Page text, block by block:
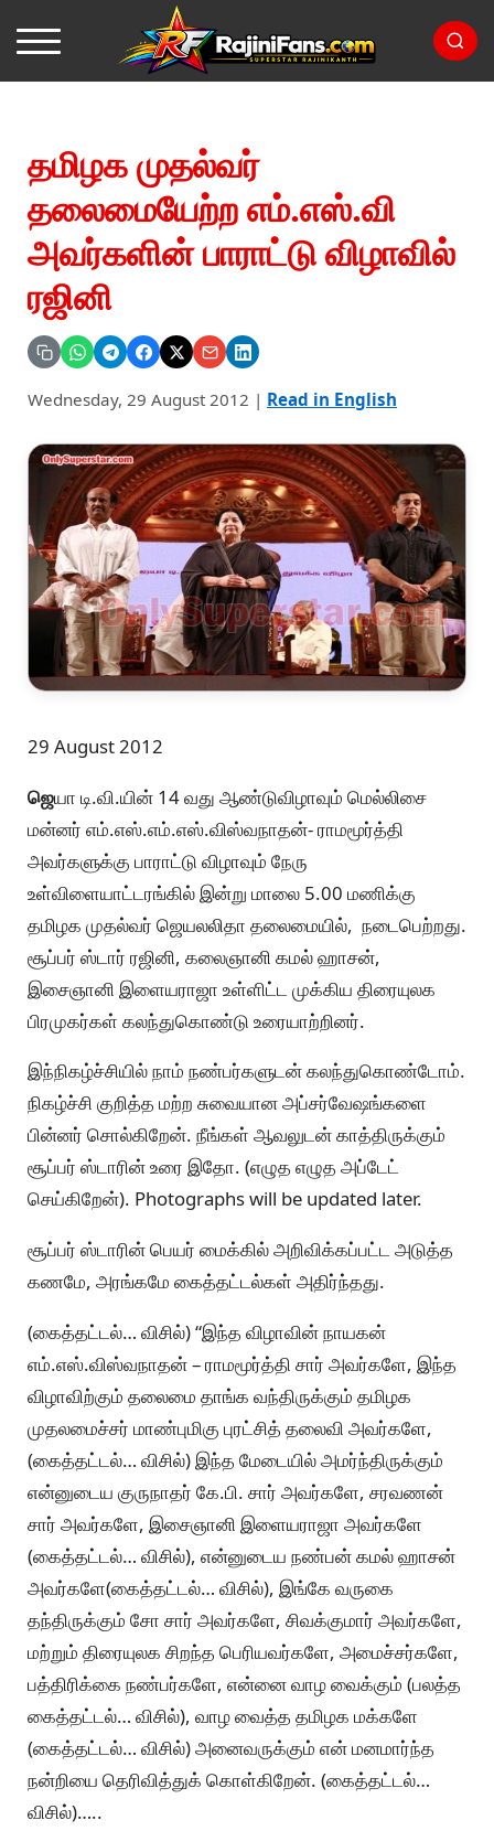
தமிழக முதல்வர்
தலைமையேற்ற எம்.எஸ்.வி
அவர்களின் பாராட்டு விழாவில்
ரஜினி
Wednesday, 29 August 2012 | Read in English
29 August 2012
ஜெயா டி.வி.யின் 14 வது ஆண்டுவிழாவும் மெல்லிசை
மன்னர் எம்.எஸ்.எம்.எஸ்.விஸ்வநாதன்- ராமமூர்த்தி
அவர்களுக்கு பாராட்டு விழாவும் நேரு
உள்விளையாட்டரங்கில் இன்று மாலை 5.00 மணிக்கு
தமிழக முதல்வர் ஜெயலலிதா தலைமையில், நடைபெற்றது.
சூப்பர் ஸ்டார் ரஜினி, கலைஞானி கமல் ஹாசன்,
இசைஞானி இளையராஜா உள்ளிட்ட முக்கிய திரையுலக
பிரமுகர்கள் கலந்துகொண்டு உரையாற்றினர்.
இந்நிகழ்ச்சியில் நாம் நண்பர்களுடன் கலந்துகொண்டோம்.
நிகழ்ச்சி குறித்த மற்ற சுவையான அப்சர்வேஷங்களை
பின்னர் சொல்கிறேன். நீங்கள் ஆவலுடன் காத்திருக்கும்
சூப்பர் ஸ்டாரின் உரை இதோ. (எழுத எழுத அப்டேட்
செய்கிறேன்). Photographs will be updated later.
சூப்பர் ஸ்டாரின் பெயர் மைக்கில் அறிவிக்கப்பட்ட அடுத்த
கணமே, அரங்கமே கைத்தட்டல்கள் அதிர்ந்தது.
(கைத்தட்டல்… விசில்) “இந்த விழாவின் நாயகன்
எம்.எஸ்.விஸ்வநாதன் – ராமமூர்த்தி சார் அவர்களே, இந்த
விழாவிற்கும் தலைமை தாங்க வந்திருக்கும் தமிழக
முதலமைச்சர் மாண்புமிகு புரட்சித் தலைவி அவர்களே,
(கைத்தட்டல்… விசில்) இந்த மேடையில் அமர்ந்திருக்கும்
என்னுடைய குருநாதர் கே.பி. சார் அவர்களே, சரவணன்
சார் அவர்களே, இசைஞானி இளையராஜா அவர்களே
(கைத்தட்டல்… விசில்), என்னுடைய நண்பன் கமல் ஹாசன்
அவர்களே(கைத்தட்டல்… விசில்), இங்கே வருகை
தந்திருக்கும் சோ சார் அவர்களே, சிவக்குமார் அவர்களே,
மற்றும் திரையுலக சிறந்த பெரியவர்களே, அமைச்சர்களே,
பத்திரிக்கை நண்பர்களே, என்னை வாழ வைக்கும் (பலத்த
கைத்தட்டல்… விசில்), வாழ வைத்த தமிழக மக்களே
(கைத்தட்டல்… விசில்) அனைவருக்கும் என் மனமார்ந்த
நன்றியை தெரிவித்துக் கொள்கிறேன். (கைத்தட்டல்…
விசில்)…..